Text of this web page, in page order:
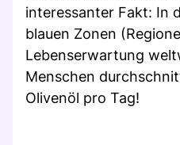
interessanter Fakt: In
blauen Zonen
Lebenserwartung
Menschen
Olivenöl pro Tag!